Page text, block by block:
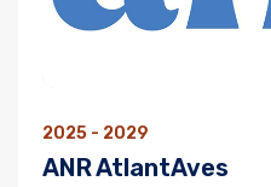
2025 - 2029
ANR AtlantAves